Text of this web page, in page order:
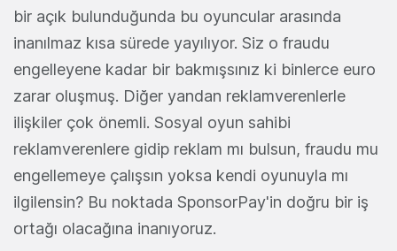
bir açık bulunduğunda bu oyuncular arasında
inanılmaz kısa sürede yayılıyor. Siz o fraudu
engelleyene kadar bir bakmışsınız ki binlerce euro
zarar oluşmuş. Diğer yandan reklamverenlerle
ilişkiler çok önemli. Sosyal oyun sahibi
reklamverenlere gidip reklam mı bulsun, fraudu mu
engellemeye çalışsın yoksa kendi oyunuyla mı
ilgilensin? Bu noktada SponsorPay'in doğru bir iş
ortağı olacağına inanıyoruz.